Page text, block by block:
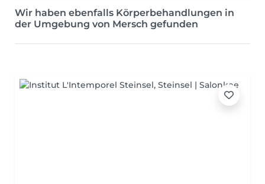
Wir haben ebenfalls Körperbehandlungen in
der Umgebung von Mersch gefunden